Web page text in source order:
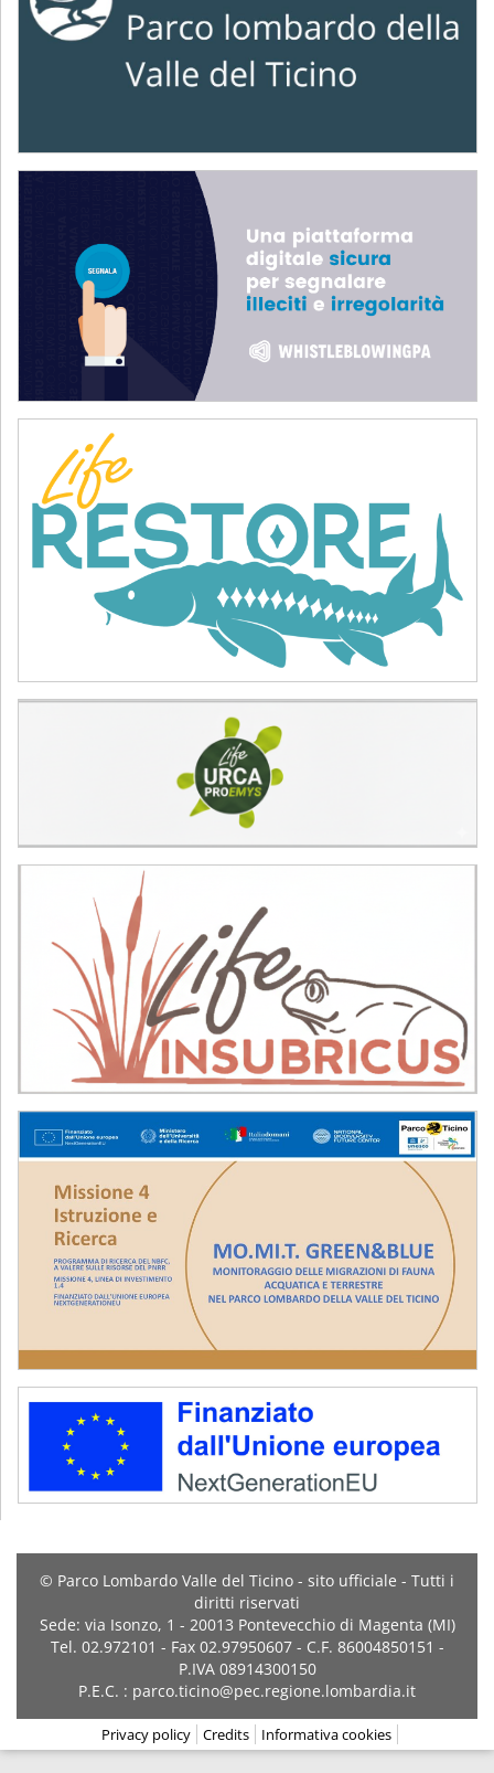
© Parco Lombardo Valle del Ticino - sito ufficiale - Tutti i
diritti riservati
Sede: via Isonzo, 1 - 20013 Pontevecchio di Magenta (MI)
Tel. 02.972101 - Fax 02.97950607 - C.F. 86004850151 -
P.IVA 08914300150
P.E.C. : parco.ticino@pec.regione.lombardia.it
Privacy policy Credits Informativa cookies